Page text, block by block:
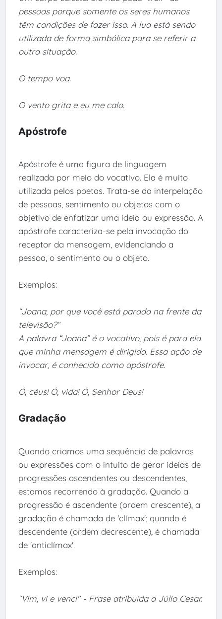
pessoas porque somente os seres humanos
têm condições de fazer isso. A lua está sendo
utilizada de forma simbólica para se referir a
outra situação.
O tempo voa.
O vento grita e eu me calo.
Apóstrofe
Apóstrofe é uma figura de linguagem
realizada por meio do vocativo. Ela é muito
utilizada pelos poetas. Trata-se da interpelação
de pessoas, sentimento ou objetos com o
objetivo de enfatizar uma ideia ou expressão. A
apóstrofe caracteriza-se pela invocação do
receptor da mensagem, evidenciando a
pessoa, o sentimento ou o objeto.
Exemplos:
“Joana, por que você está parada na frente da
televisão?”
A palavra “Joana” é o vocativo, pois é para ela
que minha mensagem é dirigida. Essa ação de
invocar, é conhecida como apóstrofe.
Ó, céus! Ó, vida! Ó, Senhor Deus!
Gradação
Quando criamos uma sequência de palavras
ou expressões com o intuito de gerar ideias de
progressões ascendentes ou descendentes,
estamos recorrendo à gradação. Quando a
progressão é ascendente (ordem crescente), a
gradação é chamada de 'clímax'; quando é
descendente (ordem decrescente), é chamada
de 'anticlímax'.
Exemplos:
“Vim, vi e venci" - Frase atribuída a Júlio Cesar.